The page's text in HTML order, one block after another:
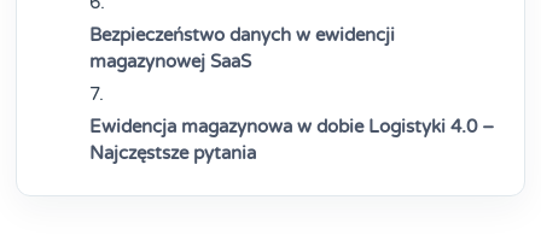
Bezpieczeństwo danych w ewidencji
magazynowej SaaS
Ewidencja magazynowa w dobie Logistyki 4.0 –
Najczęstsze pytania